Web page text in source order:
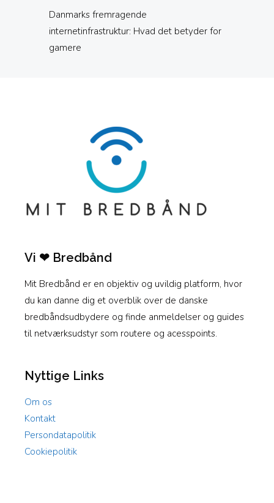
Danmarks fremragende
internetinfrastruktur: Hvad det betyder for
gamere
Vi ❤ Bredbånd
Mit Bredbånd er en objektiv og uvildig platform, hvor
du kan danne dig et overblik over de danske
bredbåndsudbydere og finde anmeldelser og guides
til netværksudstyr som routere og acesspoints.
Nyttige Links
Om os
Kontakt
Persondatapolitik
Cookiepolitik